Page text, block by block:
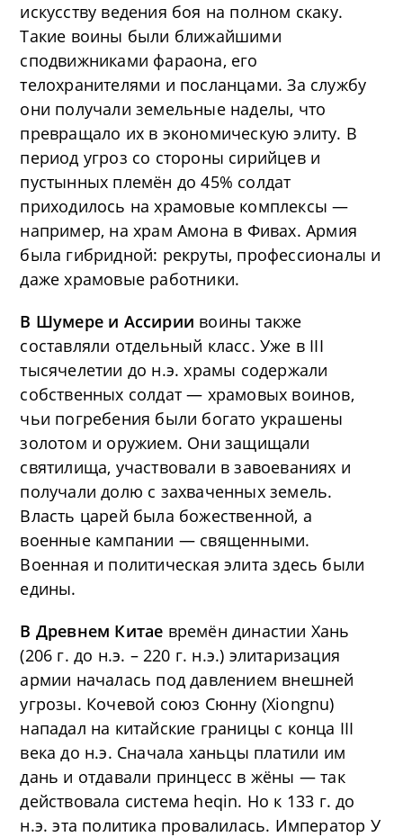
искусству ведения боя на полном скаку.
Такие воины были ближайшими
сподвижниками фараона, его
телохранителями и посланцами. За службу
они получали земельные наделы, что
превращало их в экономическую элиту. В
период угроз со стороны сирийцев и
пустынных племён до 45% солдат
приходилось на храмовые комплексы —
например, на храм Амона в Фивах. Армия
была гибридной: рекруты, профессионалы и
даже храмовые работники.
В Шумере и Ассирии воины также
составляли отдельный класс. Уже в III
тысячелетии до н.э. храмы содержали
собственных солдат — храмовых воинов,
чьи погребения были богато украшены
золотом и оружием. Они защищали
святилища, участвовали в завоеваниях и
получали долю с захваченных земель.
Власть царей была божественной, а
военные кампании — священными.
Военная и политическая элита здесь были
едины.
В Древнем Китае времён династии Хань
(206 г. до н.э. – 220 г. н.э.) элитаризация
армии началась под давлением внешней
угрозы. Кочевой союз Сюнну (Xiongnu)
нападал на китайские границы с конца III
века до н.э. Сначала ханьцы платили им
дань и отдавали принцесс в жёны — так
действовала система heqin. Но к 133 г. до
н.э. эта политика провалилась. Император У